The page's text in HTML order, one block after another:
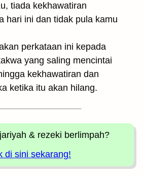
tiada kekhawatiran
hari ini dan tidak pula kamu
perkataan ini kepada
yang saling mencintai
kekhawatiran dan
ketika itu akan hilang.
& rezeki berlimpah?
di sini sekarang!